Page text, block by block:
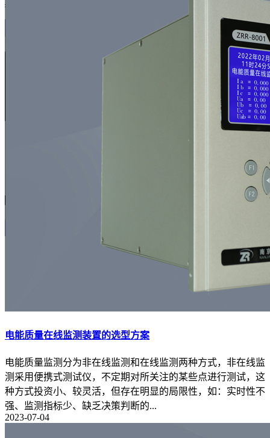
电能质量在线监测装置的选型方案
电能质量监测分为非在线监测和在线监测两种方式，非在线监
测采用便携式测试仪，不定期对所关注的某些点进行测试，这
种方式投资小、较灵活，但存在明显的局限性，如：实时性不
强、监测指标少、缺乏决策判断的...
2023-07-04